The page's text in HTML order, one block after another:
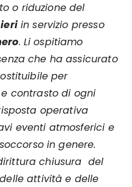
o riduzione del
in servizio presso
. Li ospitiamo
che ha assicurato
per
contrasto di ogni
operativa
eventi atmosferici e
in genere.
chiusura del
attività e delle